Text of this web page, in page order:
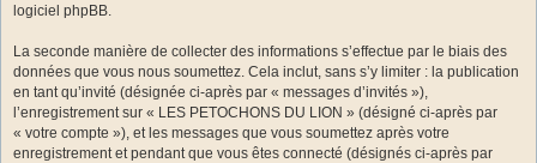
logiciel phpBB.
La seconde manière de collecter des informations s’effectue par le biais des
données que vous nous soumettez. Cela inclut, sans s’y limiter : la publication
en tant qu’invité (désignée ci-après par « messages d’invités »),
l’enregistrement sur « LES PETOCHONS DU LION » (désigné ci-après par
« votre compte »), et les messages que vous soumettez après votre
enregistrement et pendant que vous êtes connecté (désignés ci-après par